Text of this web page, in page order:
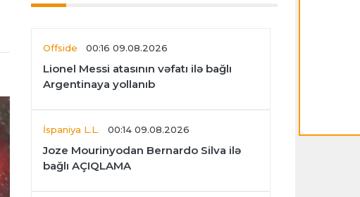
Offside 00:16 09.08.2026
Lionel Messi atasının vəfatı ilə bağlı
Argentinaya yollanıb
İspaniya L.L. 00:14 09.08.2026
Joze Mourinyodan Bernardo Silva ilə
bağlı AÇIQLAMA